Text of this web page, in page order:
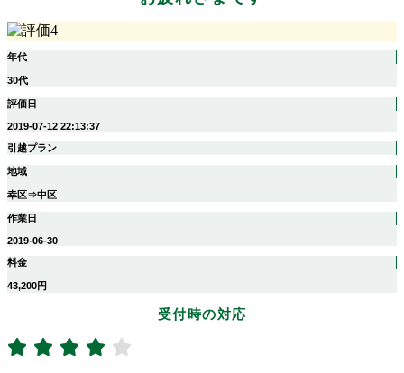
年代
30代
評価日
2019-07-12 22:13:37
引越プラン
地域
幸区⇒中区
作業日
2019-06-30
料金
43,200円
受付時の対応